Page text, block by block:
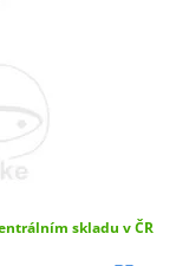
skladu v ČR